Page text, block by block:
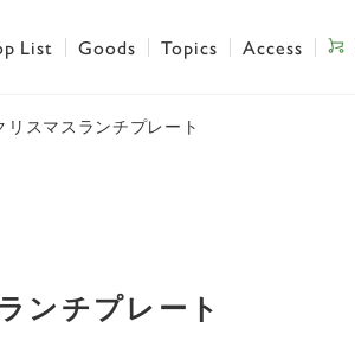
List Goods Topics Access
リスマスランチプレート
ンチプレート